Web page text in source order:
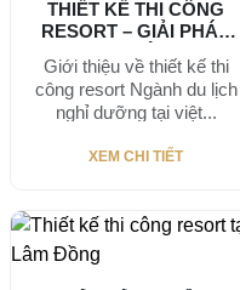
THIẾT KẾ THI CÔNG
RESORT – GIẢI PHÁP
Giới thiệu về thiết kế thi
công resort Ngành du lịch
nghỉ dưỡng tại việt...
XEM CHI TIẾT